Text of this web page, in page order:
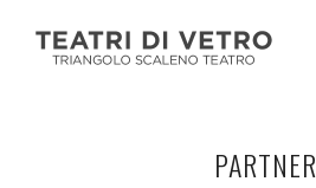
PARTNER